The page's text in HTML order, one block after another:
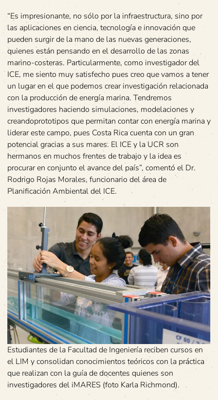
“Es impresionante, no sólo por la infraestructura, sino por
las aplicaciones en ciencia, tecnología e innovación que
pueden surgir de la mano de las nuevas generaciones,
quienes están pensando en el desarrollo de las zonas
marino-costeras. Particularmente, como investigador del
ICE, me siento muy satisfecho pues creo que vamos a tener
un lugar en el que podemos crear investigación relacionada
con la producción de energía marina. Tendremos
investigadores haciendo simulaciones, modelaciones y
creandoprototipos que permitan contar con energía marina y
liderar este campo, pues Costa Rica cuenta con un gran
potencial gracias a sus mares. El ICE y la UCR son
hermanos en muchos frentes de trabajo y la idea es
procurar en conjunto el avance del país”, comentó el Dr.
Rodrigo Rojas Morales, funcionario del área de
Planificación Ambiental del ICE.
Estudiantes de la Facultad de Ingeniería reciben cursos en
el LIM y consolidan conocimientos teóricos con la práctica
que realizan con la guía de docentes quienes son
investigadores del iMARES (foto Karla Richmond).